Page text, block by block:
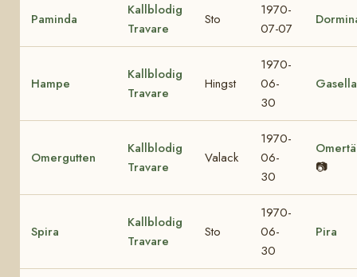
Paminda
Kallblodig
Travare
Sto
1970-
07-07
Hampe
Kallblodig
Travare
Hingst
1970-
06-
30
Gasella
Omergutten
Kallblodig
Travare
Valack
1970-
06-
30
📷
Spira
Kallblodig
Travare
Sto
1970-
06-
30
Pira